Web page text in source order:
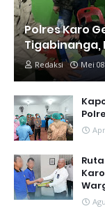
Polres Karo
Tigabinanga,
Redaksi Mei